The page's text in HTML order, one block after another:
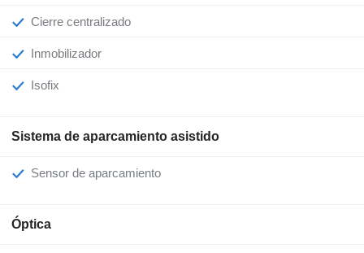
Cierre centralizado
Inmobilizador
Isofix
Sistema de aparcamiento asistido
Sensor de aparcamiento
Óptica